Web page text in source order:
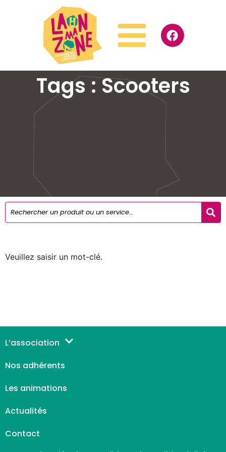
Tags : Scooters
Veuillez saisir un mot-clé.
L’association
Nos adhérents
Les animations
Actualités
Contact